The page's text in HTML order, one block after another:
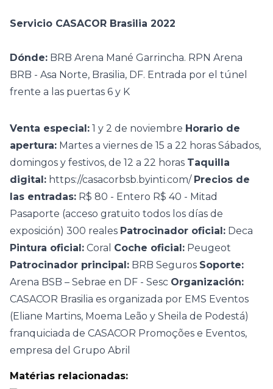
Servicio CASACOR Brasilia 2022
Dónde: BRB Arena Mané Garrincha. RPN Arena
BRB - Asa Norte, Brasilia, DF. Entrada por el túnel
frente a las puertas 6 y K
Venta especial: 1 y 2 de noviembre Horario de
apertura: Martes a viernes de 15 a 22 horas Sábados,
domingos y festivos, de 12 a 22 horas Taquilla
digital: https://casacorbsb.byinti.com/ Precios de
las entradas: R$ 80 - Entero R$ 40 - Mitad
Pasaporte (acceso gratuito todos los días de
exposición) 300 reales Patrocinador oficial: Deca
Pintura oficial: Coral Coche oficial: Peugeot
Patrocinador principal: BRB Seguros Soporte:
Arena BSB – Sebrae en DF - Sesc Organización:
CASACOR Brasilia es organizada por EMS Eventos
(Eliane Martins, Moema Leão y Sheila de Podestá)
franquiciada de CASACOR Promoções e Eventos,
empresa del Grupo Abril
Matérias relacionadas: